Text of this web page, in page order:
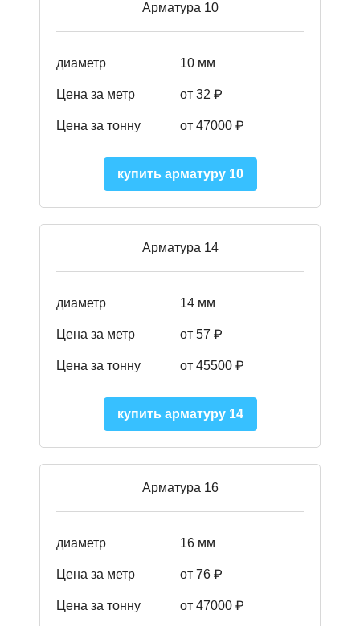
Арматура 10
диаметр 10 мм
Цена за метр от 32 ₽
Цена за тонну от 47000 ₽
купить арматуру 10
Арматура 14
диаметр 14 мм
Цена за метр от 57 ₽
Цена за тонну от 45500 ₽
купить арматуру 14
Арматура 16
диаметр 16 мм
Цена за метр от 76 ₽
Цена за тонну от 47000 ₽